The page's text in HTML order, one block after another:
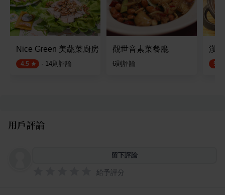
Nice Green 美蔬菜廚房 忠孝店
4.5 · 14則評論
觀世音素菜餐廳
6則評論
漢
5.0
用戶評論
留下評論
給予評分